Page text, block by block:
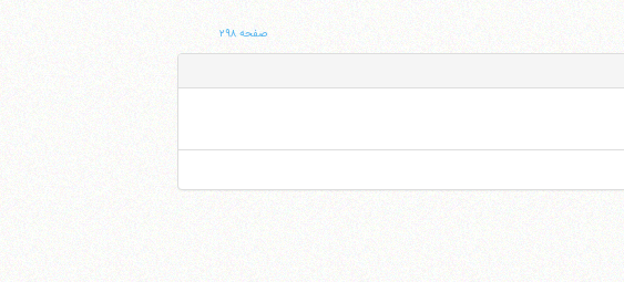
صفحه ۲۹۸